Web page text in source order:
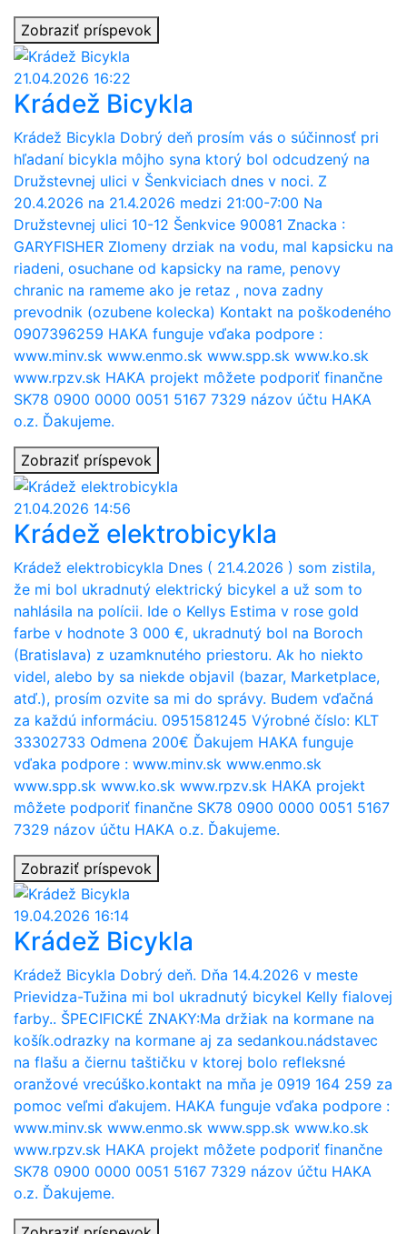
Zobraziť príspevok
21.04.2026 16:22
Krádež Bicykla
Krádež Bicykla Dobrý deň prosím vás o súčinnosť pri
hľadaní bicykla môjho syna ktorý bol odcudzený na
Družstevnej ulici v Šenkviciach dnes v noci. Z
20.4.2026 na 21.4.2026 medzi 21:00-7:00 Na
Družstevnej ulici 10-12 Šenkvice 90081 Znacka :
GARYFISHER Zlomeny drziak na vodu, mal kapsicku na
riadeni, osuchane od kapsicky na rame, penovy
chranic na rameme ako je retaz , nova zadny
prevodnik (ozubene kolecka) Kontakt na poškodeného
0907396259 HAKA funguje vďaka podpore :
www.minv.sk www.enmo.sk www.spp.sk www.ko.sk
www.rpzv.sk HAKA projekt môžete podporiť finančne
SK78 0900 0000 0051 5167 7329 názov účtu HAKA
o.z. Ďakujeme.
Zobraziť príspevok
21.04.2026 14:56
Krádež elektrobicykla
Krádež elektrobicykla Dnes ( 21.4.2026 ) som zistila,
že mi bol ukradnutý elektrický bicykel a už som to
nahlásila na polícii. Ide o Kellys Estima v rose gold
farbe v hodnote 3 000 €, ukradnutý bol na Boroch
(Bratislava) z uzamknutého priestoru. Ak ho niekto
videl, alebo by sa niekde objavil (bazar, Marketplace,
atď.), prosím ozvite sa mi do správy. Budem vďačná
za každú informáciu. 0951581245 Výrobné číslo: KLT
33302733 Odmena 200€ Ďakujem HAKA funguje
vďaka podpore : www.minv.sk www.enmo.sk
www.spp.sk www.ko.sk www.rpzv.sk HAKA projekt
môžete podporiť finančne SK78 0900 0000 0051 5167
7329 názov účtu HAKA o.z. Ďakujeme.
Zobraziť príspevok
19.04.2026 16:14
Krádež Bicykla
Krádež Bicykla Dobrý deň. Dňa 14.4.2026 v meste
Prievidza-Tužina mi bol ukradnutý bicykel Kelly fialovej
farby.. ŠPECIFICKÉ ZNAKY:Ma držiak na kormane na
košík.odrazky na kormane aj za sedankou.nádstavec
na flašu a čiernu taštičku v ktorej bolo refleksné
oranžové vrecúško.kontakt na mňa je 0919 164 259 za
pomoc veľmi ďakujem. HAKA funguje vďaka podpore :
www.minv.sk www.enmo.sk www.spp.sk www.ko.sk
www.rpzv.sk HAKA projekt môžete podporiť finančne
SK78 0900 0000 0051 5167 7329 názov účtu HAKA
o.z. Ďakujeme.